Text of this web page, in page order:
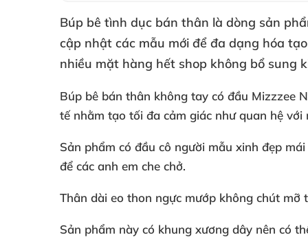
Búp bê tình dục bán thân là dòng sản
cập nhật các mẫu mới để đa dạng hóa
nhiều mặt hàng hết shop không bổ sung
Búp bê bán thân không tay có đầu Mizzzee
tế nhằm tạo tối đa cảm giác như quan hệ với
Sản phẩm có đầu cô người mẫu xinh đẹp
để các anh em che chở.
Thân dài eo thon ngực mướp không chút mỡ
Sản phẩm này có khung xương dây nên có